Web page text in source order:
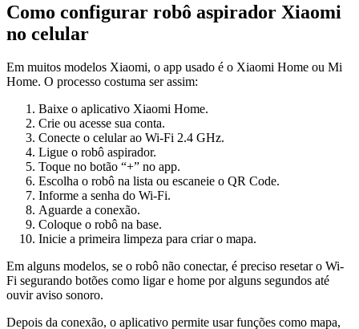
Como configurar robô aspirador Xiaomi
no celular
Em muitos modelos Xiaomi, o app usado é o Xiaomi Home ou Mi
Home. O processo costuma ser assim:
Baixe o aplicativo Xiaomi Home.
Crie ou acesse sua conta.
Conecte o celular ao Wi-Fi 2.4 GHz.
Ligue o robô aspirador.
Toque no botão “+” no app.
Escolha o robô na lista ou escaneie o QR Code.
Informe a senha do Wi-Fi.
Aguarde a conexão.
Coloque o robô na base.
Inicie a primeira limpeza para criar o mapa.
Em alguns modelos, se o robô não conectar, é preciso resetar o Wi-
Fi segurando botões como ligar e home por alguns segundos até
ouvir aviso sonoro.
Depois da conexão, o aplicativo permite usar funções como mapa,